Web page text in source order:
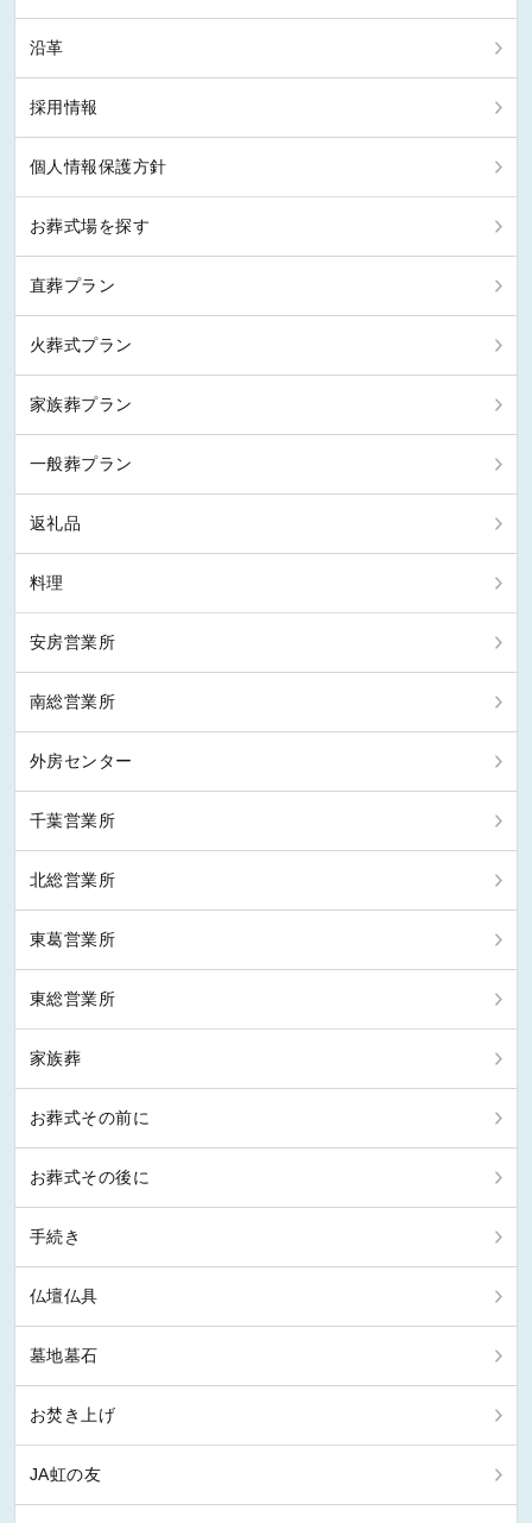
沿革
採用情報
個人情報保護方針
お葬式場を探す
直葬プラン
火葬式プラン
家族葬プラン
一般葬プラン
返礼品
料理
安房営業所
南総営業所
外房センター
千葉営業所
北総営業所
東葛営業所
東総営業所
家族葬
お葬式その前に
お葬式その後に
手続き
仏壇仏具
墓地墓石
お焚き上げ
JA虹の友